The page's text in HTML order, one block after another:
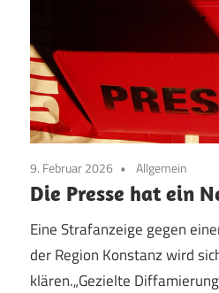
9. Februar 2026 Allgemein
Die Presse hat ein
Eine Strafanzeige gegen
der Region Konstanz wird
klären.„Gezielte